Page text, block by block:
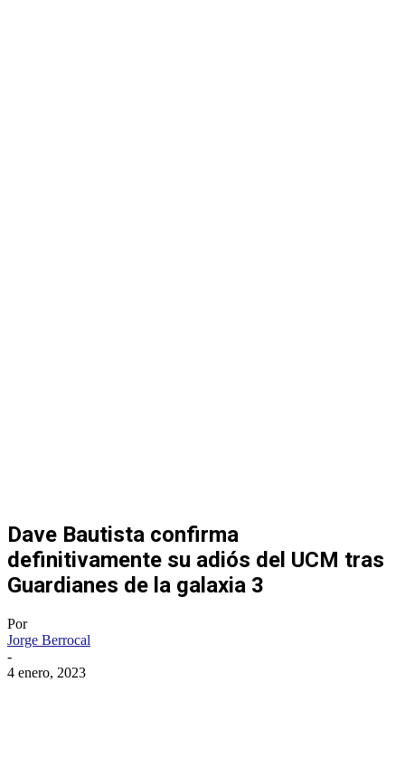
Dave Bautista confirma
definitivamente su adiós del UCM tras
Guardianes de la galaxia 3
Por
Jorge Berrocal
-
4 enero, 2023